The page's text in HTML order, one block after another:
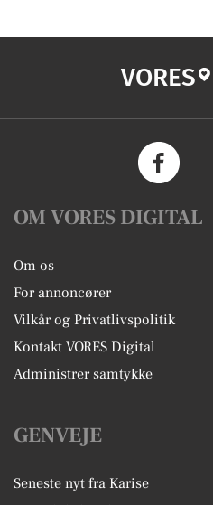
VORES
OM VORES DIGITAL
Om os
For annoncører
Vilkår og Privatlivspolitik
Kontakt VORES Digital
Administrer samtykke
GENVEJE
Seneste nyt fra Karise